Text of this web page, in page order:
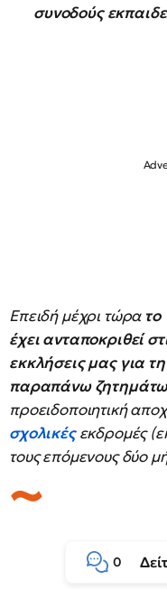
συνοδούς
Επειδή μέχρι τώρα το
έχει ανταποκριθεί
εκκλήσεις μας για
παραπάνω
προειδοποιητική
σχολικέςεκδρομές
τους επόμενους δύο
0